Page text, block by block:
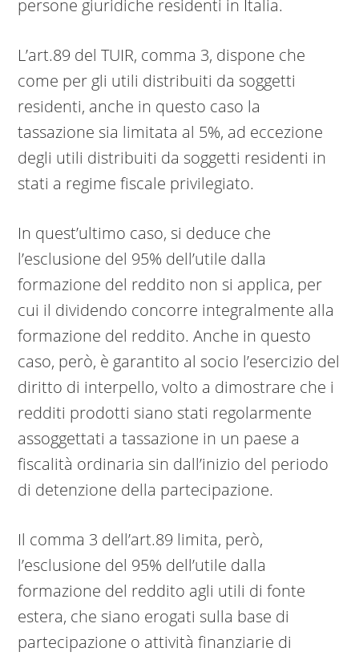
persone giuridiche residenti in Italia.
L’art.89 del TUIR, comma 3, dispone che
come per gli utili distribuiti da soggetti
residenti, anche in questo caso la
tassazione sia limitata al 5%, ad eccezione
degli utili distribuiti da soggetti residenti in
stati a regime fiscale privilegiato.
In quest’ultimo caso, si deduce che
l’esclusione del 95% dell’utile dalla
formazione del reddito non si applica, per
cui il dividendo concorre integralmente alla
formazione del reddito. Anche in questo
caso, però, è garantito al socio l’esercizio del
diritto di interpello, volto a dimostrare che i
redditi prodotti siano stati regolarmente
assoggettati a tassazione in un paese a
fiscalità ordinaria sin dall’inizio del periodo
di detenzione della partecipazione.
Il comma 3 dell’art.89 limita, però,
l’esclusione del 95% dell’utile dalla
formazione del reddito agli utili di fonte
estera, che siano erogati sulla base di
partecipazione o attività finanziarie di